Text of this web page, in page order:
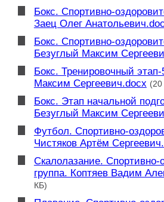
Бокс. Спортивно-
Заец Олег
Бокс. Спортивно-
Безуглый Максим
Бокс. Тренировочный этап-
Максим Сергеевич.docx
Бокс. Этап начальной
Безуглый Максим
Футбол. Спортивно-
Чистяков Артём
Скалолазание. Спортивно-
группа. Коптяев Вадим
КБ)